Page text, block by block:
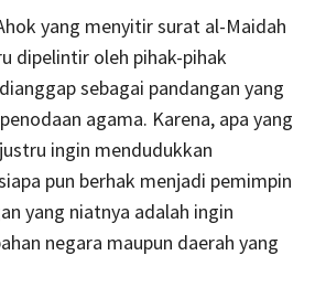
yang menyitir surat al-Maidah
dipelintir oleh pihak-pihak
sebagai pandangan yang
agama. Karena, apa yang
ingin mendudukkan
pun berhak menjadi pemimpin
yang niatnya adalah ingin
negara maupun daerah yang